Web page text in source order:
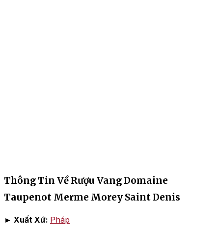
Thông Tin Về Rượu Vang Domaine
Taupenot Merme Morey Saint Denis
► Xuất Xứ: Pháp